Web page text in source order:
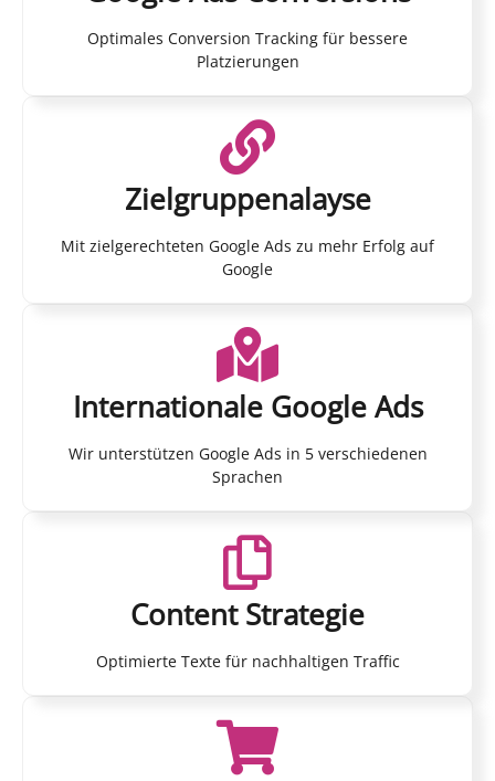
Optimales Conversion Tracking für bessere
Platzierungen
Zielgruppenalayse
Mit zielgerechteten Google Ads zu mehr Erfolg auf
Google
Internationale Google Ads
Wir unterstützen Google Ads in 5 verschiedenen
Sprachen
Content Strategie
Optimierte Texte für nachhaltigen Traffic